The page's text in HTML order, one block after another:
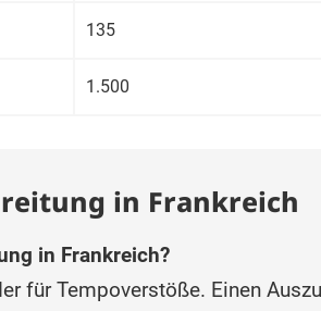
135
1.500
in Frankreich
in Frankreich?
für Tempoverstöße. Einen